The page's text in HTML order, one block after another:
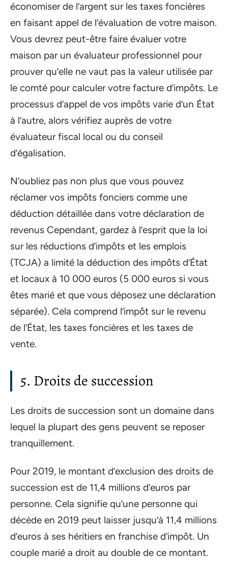
économiser de l’argent sur les taxes foncières
en faisant appel de l’évaluation de votre maison.
Vous devrez peut-être faire évaluer votre
maison par un évaluateur professionnel pour
prouver qu’elle ne vaut pas la valeur utilisée par
le comté pour calculer votre facture d’impôts. Le
processus d’appel de vos impôts varie d’un État
à l’autre, alors vérifiez auprès de votre
évaluateur fiscal local ou du conseil
d’égalisation.
N’oubliez pas non plus que vous pouvez
réclamer vos impôts fonciers comme une
déduction détaillée dans votre déclaration de
revenus Cependant, gardez à l’esprit que la loi
sur les réductions d’impôts et les emplois
(TCJA) a limité la déduction des impôts d’État
et locaux à 10 000 euros (5 000 euros si vous
êtes marié et que vous déposez une déclaration
séparée). Cela comprend l’impôt sur le revenu
de l’État, les taxes foncières et les taxes de
vente.
5. Droits de succession
Les droits de succession sont un domaine dans
lequel la plupart des gens peuvent se reposer
tranquillement.
Pour 2019, le montant d’exclusion des droits de
succession est de 11,4 millions d’euros par
personne. Cela signifie qu’une personne qui
décède en 2019 peut laisser jusqu’à 11,4 millions
d’euros à ses héritiers en franchise d’impôt. Un
couple marié a droit au double de ce montant.